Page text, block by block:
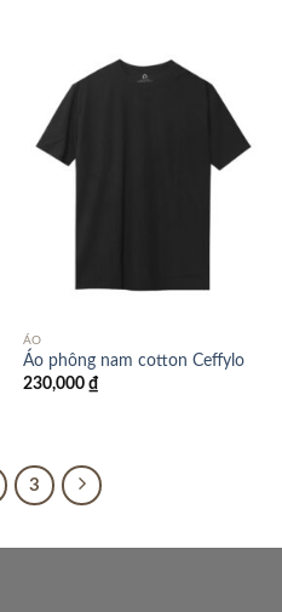
ÁO
Áo phông nam cotton Ceffylo
230,000 ₫
3